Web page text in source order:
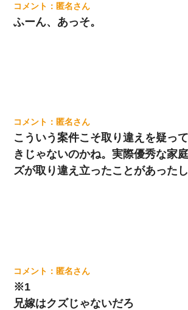
匿名
ふーん、あっそ。
匿名
こういう案件こそ取り違えを疑っ
きじゃないのかね。実際優秀な家
ズが取り違え立ったことがあったし
匿名
※1
兄嫁はクズじゃないだろ